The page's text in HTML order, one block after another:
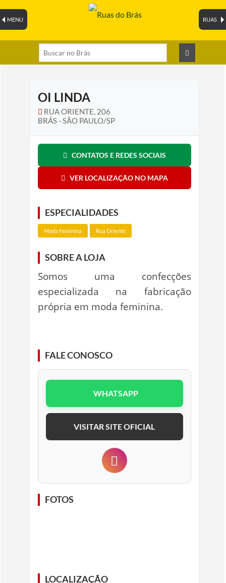
RUAS
MENU
OI LINDA
RUA ORIENTE, 206
BRÁS - SÃO PAULO/SP
CONTATOS E REDES SOCIAIS
VER LOCALIZAÇÃO NO MAPA
ESPECIALIDADES
Moda Feminina Rua Oriente
SOBRE A LOJA
Somos uma confecções
especializada na fabricação
própria em moda feminina.
FALE CONOSCO
WHATSAPP
VISITAR SITE OFICIAL
FOTOS
LOCALIZAÇÃO